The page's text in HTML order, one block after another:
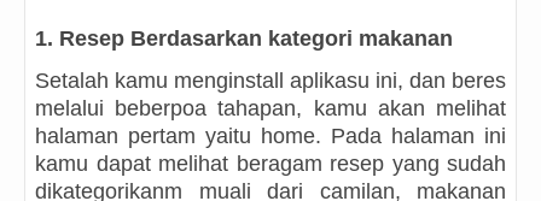
1. Resep Berdasarkan kategori makanan
Setalah kamu menginstall aplikasu ini, dan beres
melalui beberpoa tahapan, kamu akan melihat
halaman pertam yaitu home. Pada halaman ini
kamu dapat melihat beragam resep yang sudah
dikategorikanm muali dari camilan, makanan